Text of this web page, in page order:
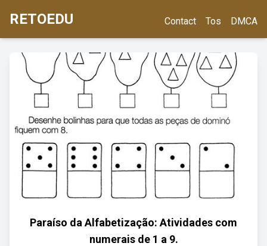
RETOEDU Contact Tos DMCA
Paraíso da Alfabetização: Atividades com
numerais de 1 a 9.